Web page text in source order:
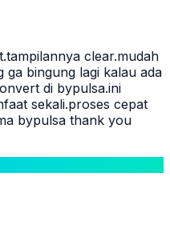
clear.mudah
ga bingung lagi kalau ada
di bypulsa.ini
sekali.proses cepat
bypulsa thank you